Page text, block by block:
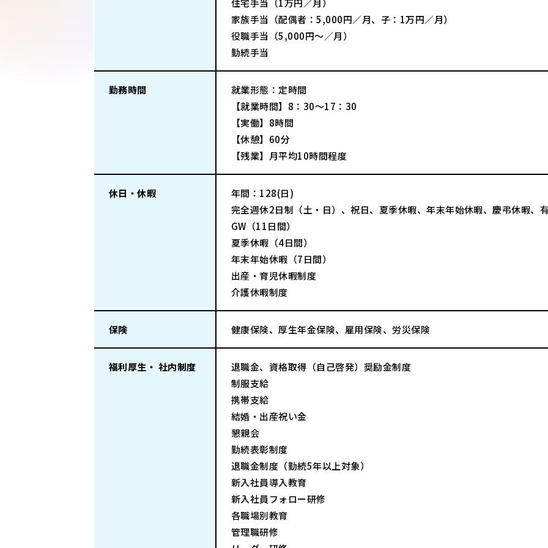
家族手当（配偶者：5,000円／月、子：1万円／月）
役職手当（5,000円～／月）
勤続手当
勤務時間
就業形態：定時間
【就業時間】8：30～17：30
【実働】8時間
【休憩】60分
【残業】月平均10時間程度
休日・休暇
年間：128(日)
完全週休2日制（土・日）、祝日、夏季休暇、年末年始休暇、慶弔休暇、
GW（11日間）
夏季休暇（4日間）
年末年始休暇（7日間）
出産・育児休暇制度
介護休暇制度
保険 健康保険、厚生年金保険、雇用保険、労災保険
福利厚生・ 社内制度
退職金、資格取得（自己啓発）奨励金制度
制服支給
携帯支給
結婚・出産祝い金
懇親会
勤続表彰制度
退職金制度（勤続5年以上対象）
新入社員導入教育
新入社員フォロー研修
各職場別教育
管理職研修